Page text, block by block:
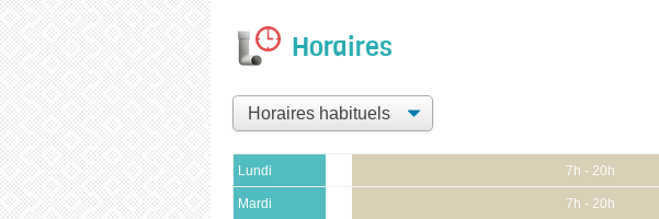
Horaires
Lundi 7h - 20h
Mardi 7h - 20h